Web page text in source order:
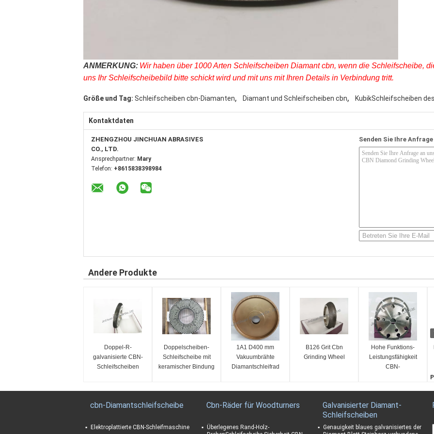
ANMERKUNG: Wir haben über 1000 Arten Schleifscheiben Diamant cbn, wenn die Schleifscheibe,
uns Ihr Schleifscheibebild bitte schickt wird und mit uns mit Ihren Details in Verbindung tritt.
Größe und Tag: Schleifscheiben cbn-Diamanten, Diamant und Schleifscheiben cbn, KubikSchleifscheiben
Kontaktdaten
ZHENGZHOU JINCHUAN ABRASIVES
CO., LTD.
Ansprechpartner: Mary
Telefon: +8615838398984
Senden Sie Ihre
Andere Produkte
Doppel-R-
galvanisierte CBN-
Schleifscheiben
Doppelscheiben-
Schleifscheibe mit
keramischer Bindung
1A1 D400 mm
Vakuumbrähte
Diamantschleifrad
B126 Grit Cbn
Grinding Wheel
Hohe Funktions-
Leistungsfähigkeit
CBN-
cbn-Diamantschleifscheibe
Elektroplattierte CBN-Schleifmaschine
Cbn-Räder für Woodturners
Überlegenes Rand-Holz-
Galvanisierter Diamant-
Schleifscheiben
Genauigkeit blaues galvanisiertes der